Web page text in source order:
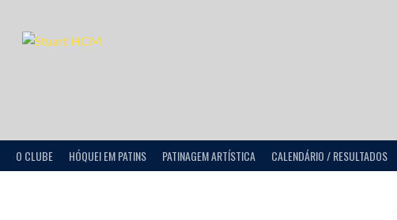
O CLUBE HÓQUEI EM PATINS PATINAGEM ARTÍSTICA CALENDÁRIO / RESULTADOS